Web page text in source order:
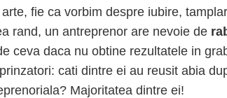
fie ca vorbim despre iubire,
rand, un antreprenor are nevoie de
ceva daca nu obtine rezultatele in
cati dintre ei au reusit abia
Majoritatea dintre ei!